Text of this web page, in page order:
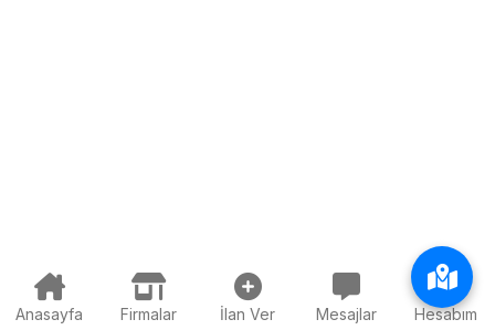
Anasayfa Firmalar İlan Ver Mesajlar Hesabım